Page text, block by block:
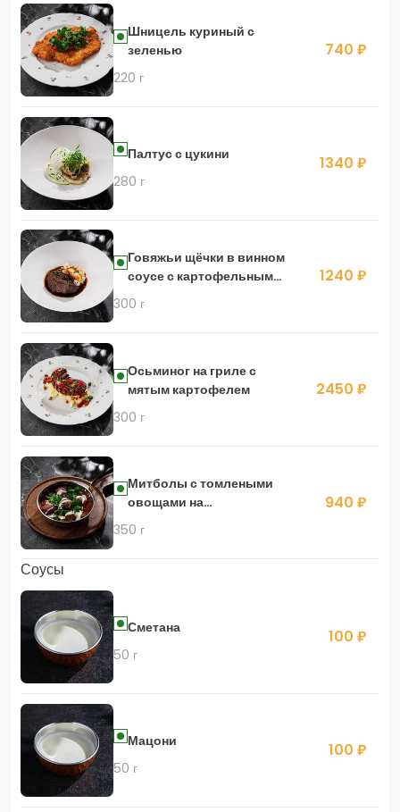
Шницель куриный с
зеленью
220 г
740 ₽
Палтус с цукини
280 г
1340 ₽
Говяжьи щёчки в винном
соусе с картофельным
пюре
300 г
1240 ₽
Осьминог на гриле с
мятым картофелем
300 г
2450 ₽
Митболы с томлеными
овощами на
картофельном пюре
350 г
940 ₽
Соусы
Сметана
50 г
100 ₽
Мацони
50 г
100 ₽